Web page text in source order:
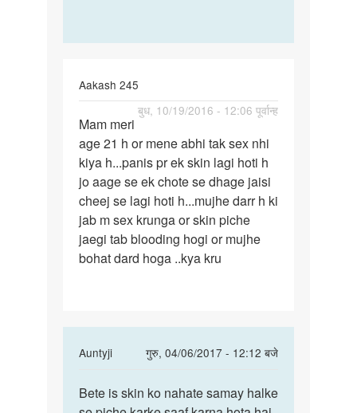
Aakash 245
बुध, 10/19/2016 - 12:06 पूर्वान्ह
Mam
meri
age
21
h
or
mene
Mam meri
age 21 h or mene abhi tak sex nhi
kiya h...panis pr ek skin lagi hoti h
jo aage se ek chote se dhage jaisi
cheej se lagi hoti h...mujhe darr h ki
jab m sex krunga or skin piche
jaegi tab blooding hogi or mujhe
bohat dard hoga ..kya kru
Auntyji
गुरु, 04/06/2017 - 12:12 बजे
In
to
Mam
Bete
Bete is skin ko nahate samay halke